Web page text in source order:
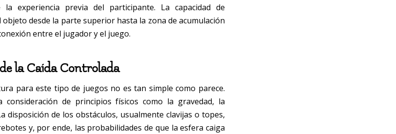
la experiencia previa del participante. La capacidad de
desde la parte superior hasta la zona de acumulación
entre el jugador y el juego.
la Caída Controlada
para este tipo de juegos no es tan simple como parece.
consideración de principios físicos como la gravedad, la
disposición de los obstáculos, usualmente clavijas o topes,
y, por ende, las probabilidades de que la esfera caiga